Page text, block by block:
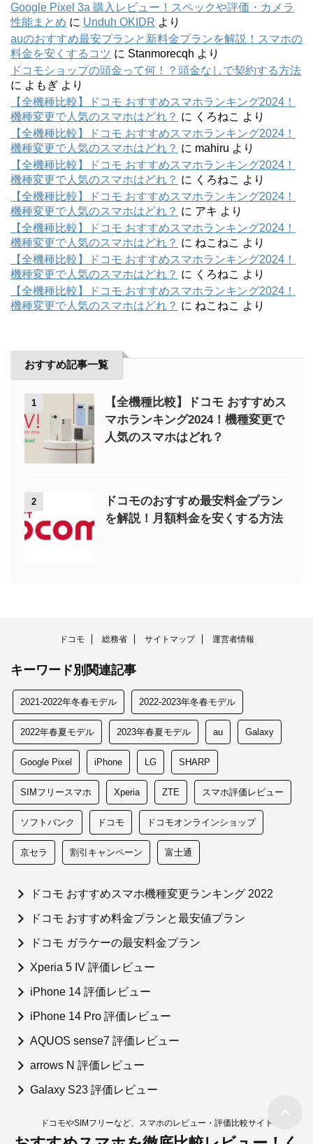
Google Pixel 3a 購入レビュー！スペックや評価・カメラ
性能まとめ に Unduh OKIDR より
auのおすすめ最安プランと新料金プランを解説！スマホの
料金を安くするコツ に Stanmorecqh より
ドコモショップの頭金って何！？頭金なしで契約する方法
に よもぎ より
【全機種比較】ドコモ おすすめスマホランキング2024！
機種変更で人気のスマホはどれ？ に くろねこ より
【全機種比較】ドコモ おすすめスマホランキング2024！
機種変更で人気のスマホはどれ？ に mahiru より
【全機種比較】ドコモ おすすめスマホランキング2024！
機種変更で人気のスマホはどれ？ に くろねこ より
【全機種比較】ドコモ おすすめスマホランキング2024！
機種変更で人気のスマホはどれ？ に アキ より
【全機種比較】ドコモ おすすめスマホランキング2024！
機種変更で人気のスマホはどれ？ に ねこねこ より
【全機種比較】ドコモ おすすめスマホランキング2024！
機種変更で人気のスマホはどれ？ に くろねこ より
【全機種比較】ドコモ おすすめスマホランキング2024！
機種変更で人気のスマホはどれ？ に ねこねこ より
おすすめ記事一覧
1
【全機種比較】ドコモ おすすめス
マホランキング2024！機種変更で
人気のスマホはどれ？
2
ドコモのおすすめ最安料金プラン
を解説！月額料金を安くする方法
ドコモ 総務省 サイトマップ 運営者情報
キーワード別関連記事
2021-2022年冬春モデル 2022-2023年冬春モデル
2022年春夏モデル 2023年春夏モデル au Galaxy
Google Pixel iPhone LG SHARP
SIMフリースマホ Xperia ZTE スマホ評価レビュー
ソフトバンク ドコモ ドコモオンラインショップ
京セラ 割引キャンペーン 富士通
ドコモ おすすめスマホ機種変更ランキング 2022
ドコモ おすすめ料金プランと最安値プラン
ドコモ ガラケーの最安料金プラン
Xperia 5 IV 評価レビュー
iPhone 14 評価レビュー
iPhone 14 Pro 評価レビュー
AQUOS sense7 評価レビュー
arrows N 評価レビュー
Galaxy S23 評価レビュー
ドコモやSIMフリーなど、スマホのレビュー・評価比較サイト